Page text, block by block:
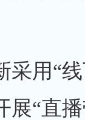
用“线
展“直